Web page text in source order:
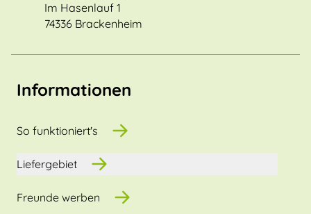
Im Hasenlauf 1
74336 Brackenheim
Informationen
So funktioniert's
Liefergebiet
Freunde werben